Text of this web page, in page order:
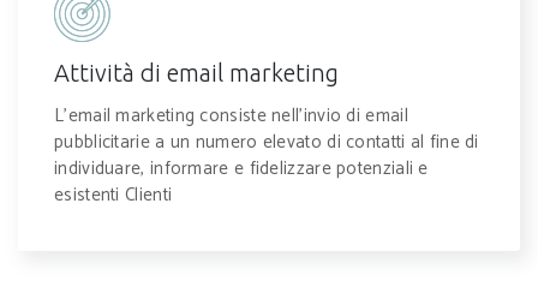
Attività di email marketing
L’email marketing consiste nell’invio di email
pubblicitarie a un numero elevato di contatti al fine di
individuare, informare e fidelizzare potenziali e
esistenti Clienti